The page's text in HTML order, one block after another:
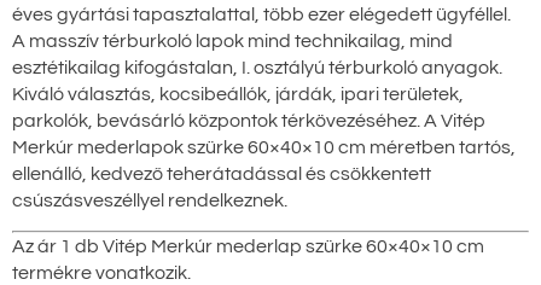
éves gyártási tapasztalattal, több ezer elégedett ügyféllel.
A masszív térburkoló lapok mind technikailag, mind
esztétikailag kifogástalan, I. osztályú térburkoló anyagok.
Kiváló választás, kocsibeállók, járdák, ipari területek,
parkolók, bevásárló központok térkövezéséhez. A Vitép
Merkúr mederlapok szürke 60×40×10 cm méretben tartós,
ellenálló, kedvező teherátadással és csökkentett
csúszásveszéllyel rendelkeznek.
Az ár 1 db Vitép Merkúr mederlap szürke 60×40×10 cm
termékre vonatkozik.